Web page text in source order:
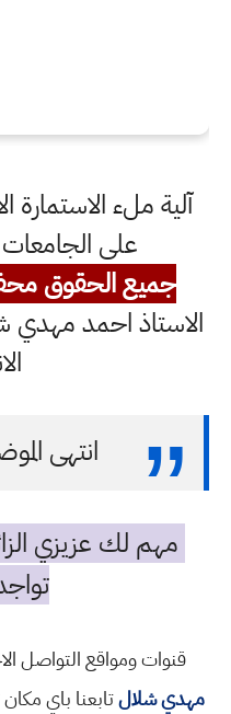
على الجامعات
جميع الحقوق
الاستاذ احمد مهدي
انتهى
مهم لك عزيزي
قنوات ومواقع التواصل
مهدي شلالتابعنا باي